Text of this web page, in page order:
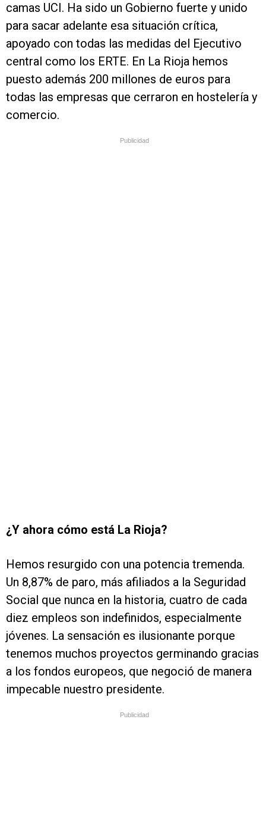
camas UCI. Ha sido un Gobierno fuerte y unido
para sacar adelante esa situación crítica,
apoyado con todas las medidas del Ejecutivo
central como los ERTE. En La Rioja hemos
puesto además 200 millones de euros para
todas las empresas que cerraron en hostelería y
comercio.
Publicidad
¿Y ahora cómo está La Rioja?
Hemos resurgido con una potencia tremenda.
Un 8,87% de paro, más afiliados a la Seguridad
Social que nunca en la historia, cuatro de cada
diez empleos son indefinidos, especialmente
jóvenes. La sensación es ilusionante porque
tenemos muchos proyectos germinando gracias
a los fondos europeos, que negoció de manera
impecable nuestro presidente.
Publicidad